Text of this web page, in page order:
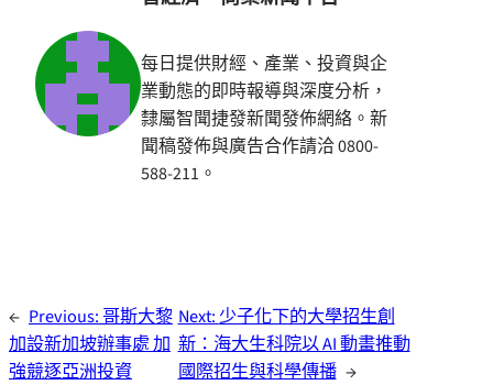
每日提供財經、產業、投資與企
業動態的即時報導與深度分析，
隸屬智聞捷發新聞發佈網絡。新
聞稿發佈與廣告合作請洽 0800-
588-211。
← Previous:哥斯大黎
加設新加坡辦事處 加
強競逐亞洲投資
Next:少子化下的大學招生創
新：海大生科院以 AI 動畫推動
國際招生與科學傳播 →